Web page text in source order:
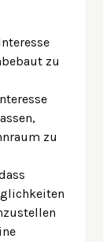
zu
zu